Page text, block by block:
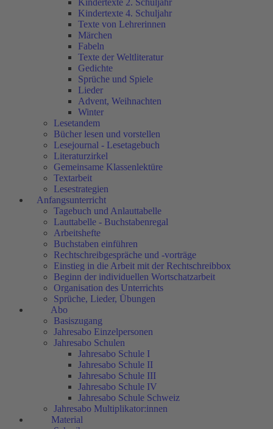
Kindertexte 2. Schuljahr
Kindertexte 4. Schuljahr
Texte von Lehrerinnen
Märchen
Fabeln
Texte der Weltliteratur
Gedichte
Sprüche und Spiele
Lieder
Advent, Weihnachten
Winter
Lesetandem
Bücher lesen und vorstellen
Lesejournal - Lesetagebuch
Literaturzirkel
Gemeinsame Klassenlektüre
Textarbeit
Lesestrategien
Anfangsunterricht
Tagebuch und Anlauttabelle
Lauttabelle - Buchstabenregal
Arbeitshefte
Buchstaben einführen
Rechtschreibgespräche und -vorträge
Einstieg in die Arbeit mit der Rechtschreibbox
Beginn der individuellen Wortschatzarbeit
Organisation des Unterrichts
Sprüche, Lieder, Übungen
Abo
Basiszugang
Jahresabo Einzelpersonen
Jahresabo Schulen
Jahresabo Schule I
Jahresabo Schule II
Jahresabo Schule III
Jahresabo Schule IV
Jahresabo Schule Schweiz
Jahresabo Multiplikator:innen
Material